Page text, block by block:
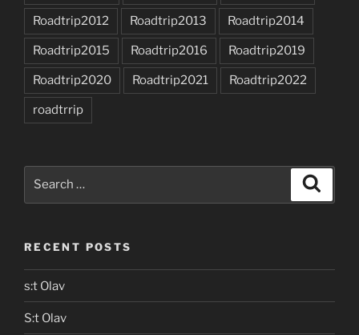
Roadtrip2012 Roadtrip2013 Roadtrip2014
Roadtrip2015 Roadtrip2016 Roadtrip2019
Roadtrip2020 Roadtrip2021 Roadtrip2022
roadtrrip
RECENT POSTS
s:t Olav
S:t Olav